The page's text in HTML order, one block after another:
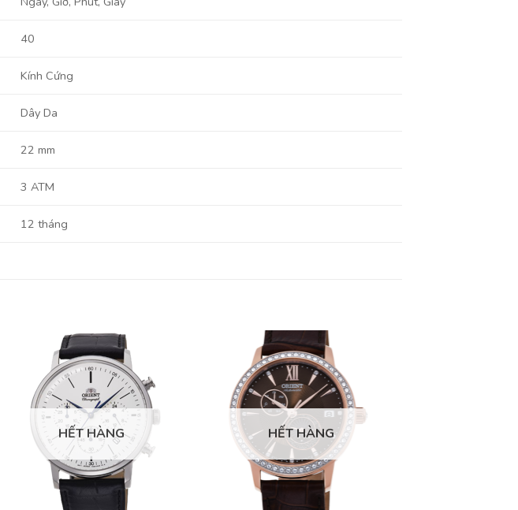
40
Kính Cứng
Dây Da
22 mm
3 ATM
12 tháng
HẾT HÀNG HẾT HÀNG